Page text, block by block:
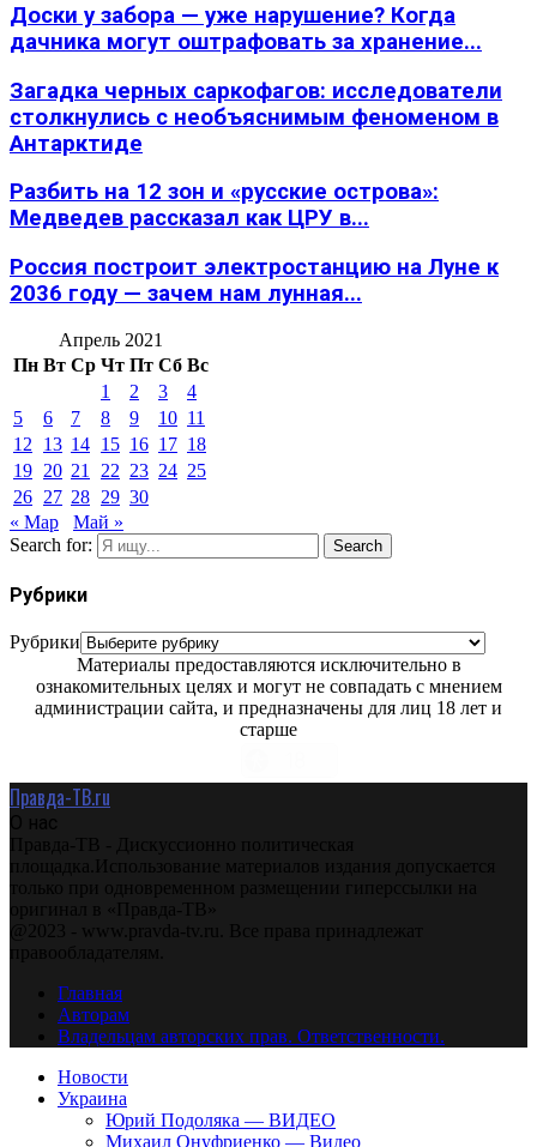
Доски у забора — уже нарушение? Когда
дачника могут оштрафовать за хранение...
Загадка черных саркофагов: исследователи
столкнулись с необъяснимым феноменом в
Антарктиде
Разбить на 12 зон и «русские острова»:
Медведев рассказал как ЦРУ в...
Россия построит электростанцию на Луне к
2036 году — зачем нам лунная...
Апрель 2021
Пн Вт Ср Чт Пт Сб Вс
1
2 3
4
5
6 7 8 9 10 11
12
13 14 15 16 17 18
19 20 21 22 23 24 25
26 27 28 29 30
« Мар
Май »
Search for:
Search
Рубрики
Рубрики
Материалы предоставляются исключительно в
ознакомительных целях и могут не совпадать с мнением
администрации сайта, и предназначены для лиц 18 лет и
старше
Правда-ТВ.ru
О нас
Правда-ТВ - Дискуссионно политическая
площадка.Использование материалов издания допускается
только при одновременном размещении гиперссылки на
оригинал в «Правда-ТВ»
@2023 - www.pravda-tv.ru. Все права принадлежат
правообладателям.
Главная
Авторам
Владельцам авторских прав. Ответственности.
Новости
Украина
Юрий Подоляка — ВИДЕО
Михаил Онуфриенко — Видео